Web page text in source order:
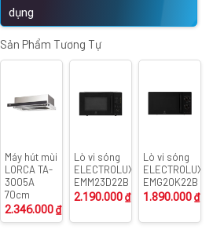
dụng
Sản Phẩm Tương Tự
Máy hút mùi
LORCA TA-
3005A
70cm
2.346.000₫
Lò vi sóng
ELECTROLUX
EMM23D22B
2.190.000₫
Lò vi sóng
ELECTROLUX
EMG20K22B
1.890.000₫